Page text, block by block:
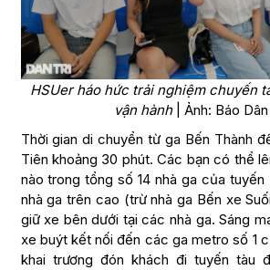
HSUer háo hức trải nghiệm chuyến
vận hành| Ảnh: Báo
Thời gian di chuyển từ ga Bến Thành
Tiên khoảng 30 phút. Các bạn có thể
nào trong tổng số 14 nhà ga của tuyến
nhà ga trên cao (trừ nhà ga Bến xe
giữ xe bên dưới tại các nhà ga. Sáng
xe buýt kết nối đến các ga metro số 1
khai trương đón khách đi tuyến tàu